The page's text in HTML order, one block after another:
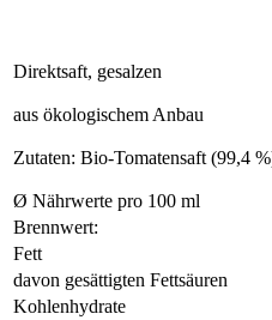
Direktsaft, gesalzen
aus ökologischem Anbau
Zutaten: Bio-Tomatensaft (99,4
Ø Nährwerte pro 100 ml
Brennwert:
Fett
davon gesättigten Fettsäuren
Kohlenhydrate